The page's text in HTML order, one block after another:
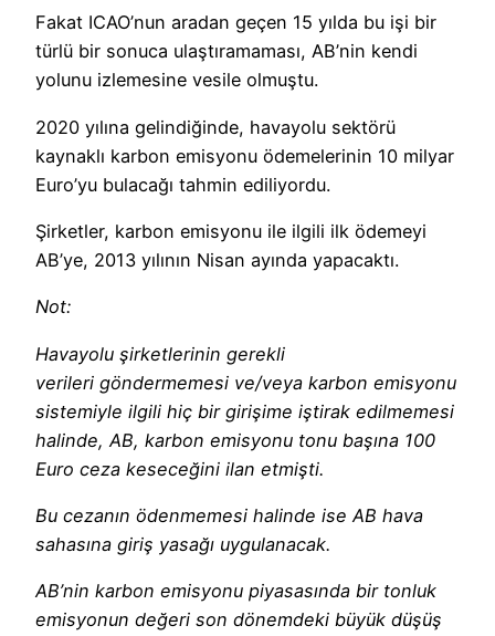
Fakat ICAO’nun aradan geçen 15 yılda bu işi bir
türlü bir sonuca ulaştıramaması, AB’nin kendi
yolunu izlemesine vesile olmuştu.
2020 yılına gelindiğinde, havayolu sektörü
kaynaklı karbon emisyonu ödemelerinin 10 milyar
Euro’yu bulacağı tahmin ediliyordu.
Şirketler, karbon emisyonu ile ilgili ilk ödemeyi
AB’ye, 2013 yılının Nisan ayında yapacaktı.
Not:
Havayolu şirketlerinin gerekli
verileri göndermemesi ve/veya karbon emisyonu
sistemiyle ilgili hiç bir girişime iştirak edilmemesi
halinde, AB, karbon emisyonu tonu başına 100
Euro ceza keseceğini ilan etmişti.
Bu cezanın ödenmemesi halinde ise AB hava
sahasına giriş yasağı uygulanacak.
AB’nin karbon emisyonu piyasasında bir tonluk
emisyonun değeri son dönemdeki büyük düşüş